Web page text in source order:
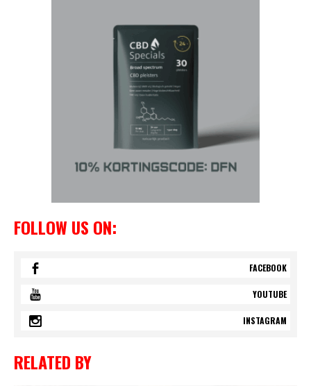
FOLLOW US ON:
FACEBOOK
YOUTUBE
INSTAGRAM
RELATED BY